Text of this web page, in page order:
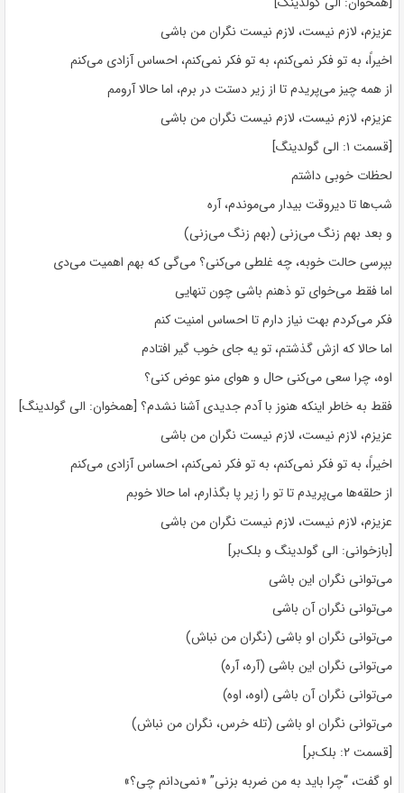
عزیزم، لازم نیست، لازم نیست نگران من باشی
اخیراً، به تو فکر نمی‌کنم، به تو فکر نمی‌کنم، احساس آزادی می‌کنم
از همه چیز می‌پریدم تا از زیر دستت در برم، اما حالا آرومم
عزیزم، لازم نیست، لازم نیست نگران من باشی
[قسمت ۱: الی گولدینگ]
لحظات خوبی داشتم
شب‌ها تا دیروقت بیدار می‌موندم، آره
و بعد بهم زنگ می‌زنی (بهم زنگ می‌زنی)
بپرسی حالت خوبه، چه غلطی می‌کنی؟ می‌گی که بهم اهمیت می‌دی
اما فقط می‌خوای تو ذهنم باشی چون تنهایی
فکر می‌کردم بهت نیاز دارم تا احساس امنیت کنم
اما حالا که ازش گذشتم، تو یه جای خوب گیر افتادم
اوه، چرا سعی می‌کنی حال و هوای منو عوض کنی؟
فقط به خاطر اینکه هنوز با آدم جدیدی آشنا نشدم؟ [همخوان: الی گولدینگ]
عزیزم، لازم نیست، لازم نیست نگران من باشی
اخیراً، به تو فکر نمی‌کنم، به تو فکر نمی‌کنم، احساس آزادی می‌کنم
از حلقه‌ها می‌پریدم تا تو را زیر پا بگذارم، اما حالا خوبم
عزیزم، لازم نیست، لازم نیست نگران من باشی
[بازخوانی: الی گولدینگ و بلک‌بر]
می‌توانی نگران این باشی
می‌توانی نگران آن باشی
می‌توانی نگران او باشی (نگران من نباش)
می‌توانی نگران این باشی (آره، آره)
می‌توانی نگران آن باشی (اوه، اوه)
می‌توانی نگران او باشی (تله خرس، نگران من نباش)
[قسمت ۲: بلک‌بر]
او گفت، “چرا باید به من ضربه بزنی” «نمی‌دانم چی؟»